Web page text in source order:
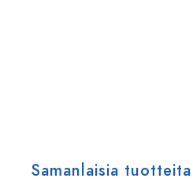
Samanlaisia tuotteita